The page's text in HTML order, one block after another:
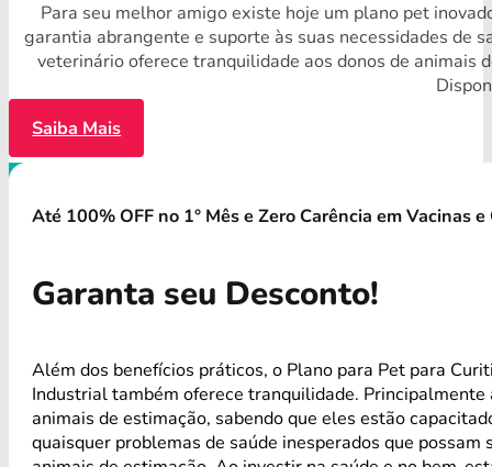
Para seu melhor amigo existe hoje um plano pet
garantia abrangente e suporte às suas necessidades de
veterinário oferece tranquilidade aos donos de animais
Saiba Mais
Até 100% OFF no 1° Mês e Zero Carência em Vacinas
Garanta seu Desconto!
Além dos benefícios práticos, o Plano para Pet para
Industrial também oferece tranquilidade. Principalmente
animais de estimação, sabendo que eles estão
quaisquer problemas de saúde inesperados que possam